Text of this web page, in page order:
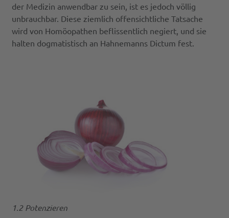
der Medizin anwendbar zu sein, ist es jedoch völlig
unbrauchbar. Diese ziemlich offensichtliche Tatsache
wird von Homöopathen beflissentlich negiert, und sie
halten dogmatistisch an Hahnemanns Dictum fest.
1.2 Potenzieren